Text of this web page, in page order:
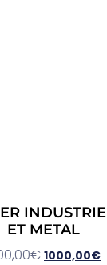
ET METAL
€ 1000,00€